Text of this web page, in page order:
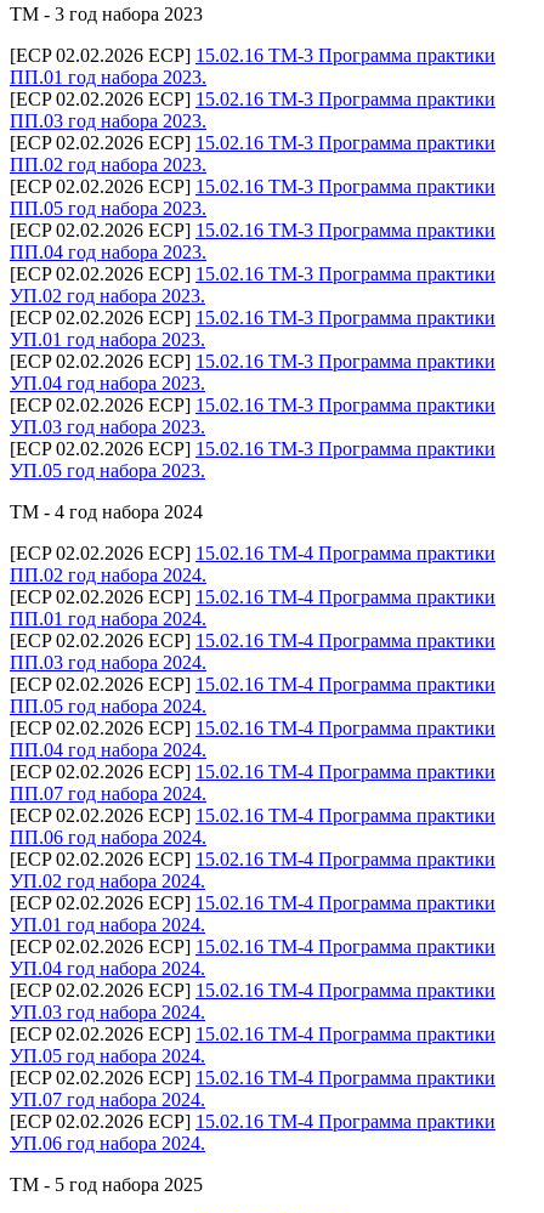
ТМ - 3 год набора 2023
[ECP 02.02.2026 ECP] 15.02.16 ТМ-3 Программа практики
ПП.01 год набора 2023.
[ECP 02.02.2026 ECP] 15.02.16 ТМ-3 Программа практики
ПП.03 год набора 2023.
[ECP 02.02.2026 ECP] 15.02.16 ТМ-3 Программа практики
ПП.02 год набора 2023.
[ECP 02.02.2026 ECP] 15.02.16 ТМ-3 Программа практики
ПП.05 год набора 2023.
[ECP 02.02.2026 ECP] 15.02.16 ТМ-3 Программа практики
ПП.04 год набора 2023.
[ECP 02.02.2026 ECP] 15.02.16 ТМ-3 Программа практики
УП.02 год набора 2023.
[ECP 02.02.2026 ECP] 15.02.16 ТМ-3 Программа практики
УП.01 год набора 2023.
[ECP 02.02.2026 ECP] 15.02.16 ТМ-3 Программа практики
УП.04 год набора 2023.
[ECP 02.02.2026 ECP] 15.02.16 ТМ-3 Программа практики
УП.03 год набора 2023.
[ECP 02.02.2026 ECP] 15.02.16 ТМ-3 Программа практики
УП.05 год набора 2023.
ТМ - 4 год набора 2024
[ECP 02.02.2026 ECP] 15.02.16 ТМ-4 Программа практики
ПП.02 год набора 2024.
[ECP 02.02.2026 ECP] 15.02.16 ТМ-4 Программа практики
ПП.01 год набора 2024.
[ECP 02.02.2026 ECP] 15.02.16 ТМ-4 Программа практики
ПП.03 год набора 2024.
[ECP 02.02.2026 ECP] 15.02.16 ТМ-4 Программа практики
ПП.05 год набора 2024.
[ECP 02.02.2026 ECP] 15.02.16 ТМ-4 Программа практики
ПП.04 год набора 2024.
[ECP 02.02.2026 ECP] 15.02.16 ТМ-4 Программа практики
ПП.07 год набора 2024.
[ECP 02.02.2026 ECP] 15.02.16 ТМ-4 Программа практики
ПП.06 год набора 2024.
[ECP 02.02.2026 ECP] 15.02.16 ТМ-4 Программа практики
УП.02 год набора 2024.
[ECP 02.02.2026 ECP] 15.02.16 ТМ-4 Программа практики
УП.01 год набора 2024.
[ECP 02.02.2026 ECP] 15.02.16 ТМ-4 Программа практики
УП.04 год набора 2024.
[ECP 02.02.2026 ECP] 15.02.16 ТМ-4 Программа практики
УП.03 год набора 2024.
[ECP 02.02.2026 ECP] 15.02.16 ТМ-4 Программа практики
УП.05 год набора 2024.
[ECP 02.02.2026 ECP] 15.02.16 ТМ-4 Программа практики
УП.07 год набора 2024.
[ECP 02.02.2026 ECP] 15.02.16 ТМ-4 Программа практики
УП.06 год набора 2024.
ТМ - 5 год набора 2025